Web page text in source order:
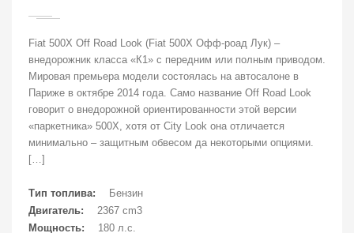
Fiat 500X Off Road Look (Fiat 500X Офф-роад Лук) –
внедорожник класса «К1» с передним или полным приводом.
Мировая премьера модели состоялась на автосалоне в
Париже в октябре 2014 года. Само название Off Road Look
говорит о внедорожной ориентированности этой версии
«паркетника» 500X, хотя от City Look она отличается
минимально – защитным обвесом да некоторыми опциями.
[…]
Тип топлива:
Бензин
Двигатель:
2367 cm3
Мощность:
180 л.с.